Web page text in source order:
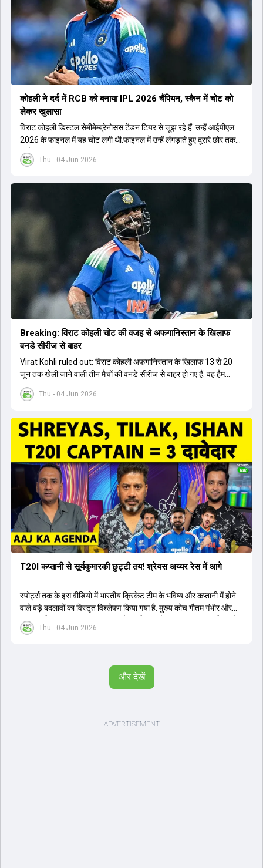
Thu - 04 Jun 2026
कोहली ने दर्द में RCB को बनाया IPL 2026 चैंप‍ियन, स्कैन में चोट को
लेकर खुलासा
विराट कोहली डिस्टल सेमीमेम्ब्रेनोसस टेंडन टियर से जूझ रहे हैं. उन्हें आईपीएल
2026 के फाइनल में यह चोट लगी थी.फाइनल में उन्हें लंगड़ाते हुए दूसरे छोर तक
जाते हुए भी देखा गया था.
Thu - 04 Jun 2026
Breaking: विराट कोहली चोट की वजह से अफगान‍िस्तान के ख‍िलाफ
वनडे सीरीज से बाहर
Virat Kohli ruled out: विराट कोहली अफगान‍िस्तान के ख‍िलाफ 13 से 20
जून तक खेली जाने वाली तीन मैचों की वनडे सीरीज से बाहर हो गए हैं. वह हैमस्ट्रिंग
की चोट से जूझ रहे हैं.
Thu - 04 Jun 2026
T20I कप्तानी से सूर्यकुमारकी छुट्टी तय! श्रेयस अय्यर रेस में आगे
स्पोर्ट्स तक के इस वीडियो में भारतीय क्रिकेट टीम के भविष्य और कप्तानी में होने
वाले बड़े बदलावों का विस्तृत विश्लेषण किया गया है. मुख्य कोच गौतम गंभीर और
चयनकर्ता अजीत अगरकर 2027 वनडे वर्ल्ड कप और 2028 टी20 वर्ल्ड कप के
लिए दीर्घकालिक योजना बना रहे हैं. चर्चा के अनुसार, सूर्यकुमार यादव के स्थान पर
चिंताओं के बीच नीतीश कुमार रेड्डी को उनके बैकअप के तौर पर तैयार किया जा
रहा है. वीडियो में वैभव सूर्यवंशी के डेब्यू, अभिषेक शर्मा और संजू सैमसन की ओपनिंग
ऑलराउंडर्स पर प्रभाव और भारत-अफगानिस्तान टेस्ट मैच जैसे महत्वपूर्ण विषयों
और देखें